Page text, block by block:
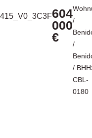
604
000
€
/
/
/
CBL-
0180